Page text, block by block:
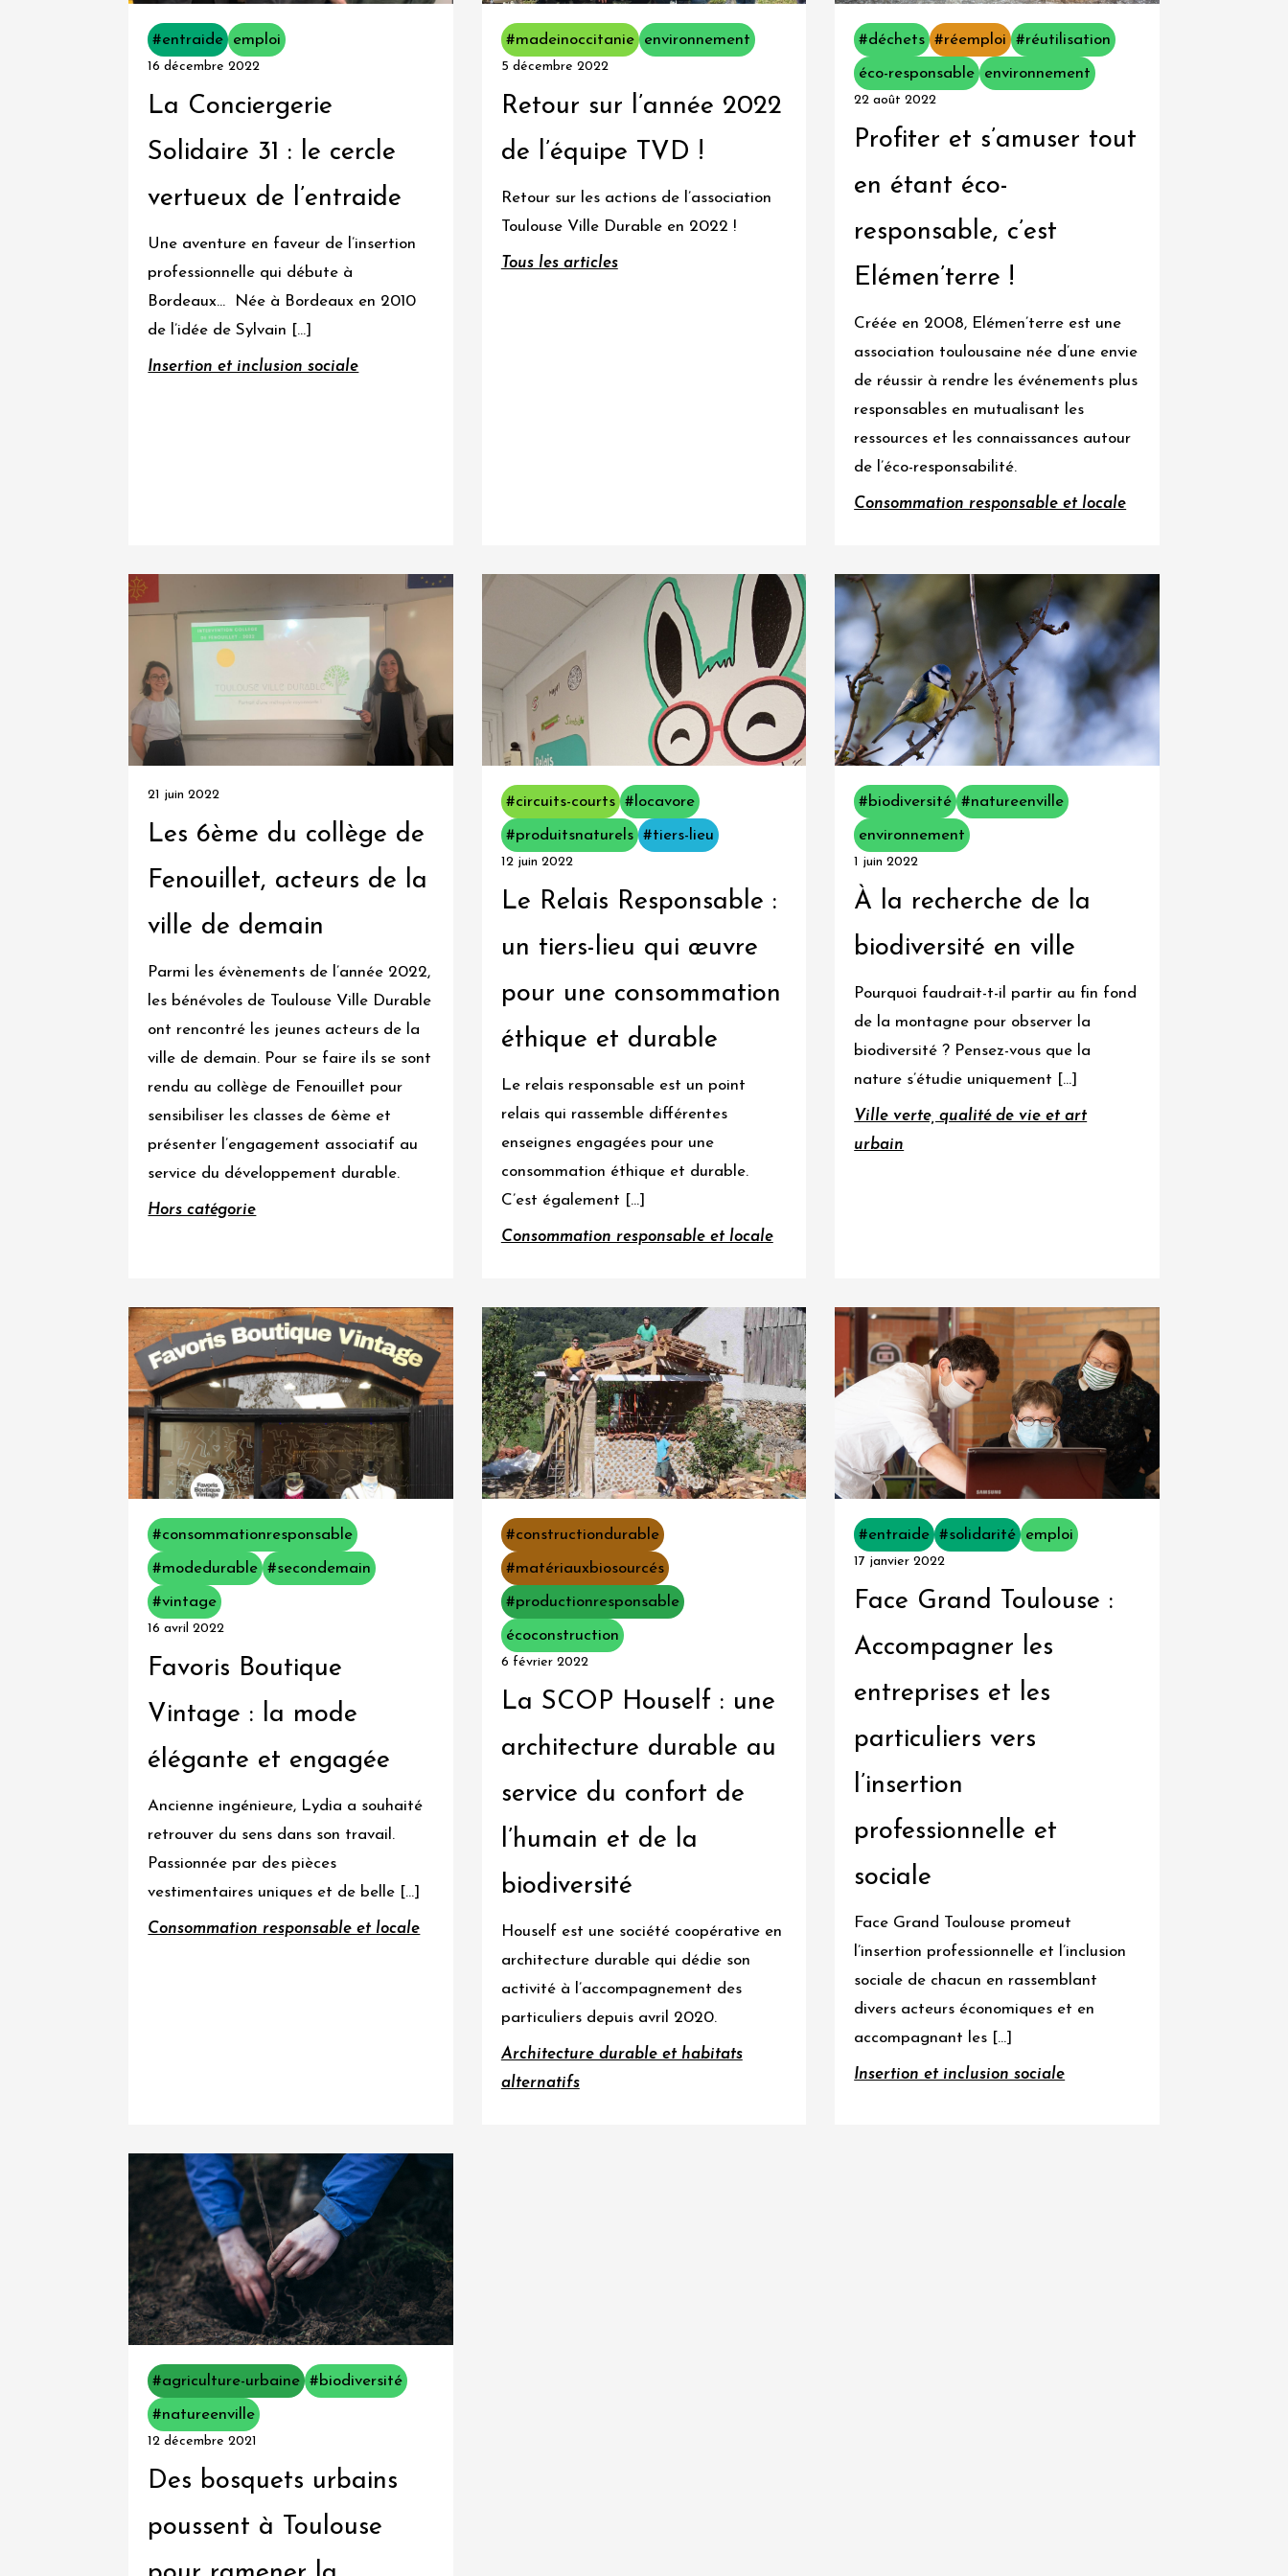
Consommation
responsable
renouvelables
Numérique
nouvelles
technologies
#entraide emploi
16 décembre 2022
La Conciergerie
Solidaire 31 : le cercle
vertueux de l’entraide
Une aventure en faveur de l’insertion
professionnelle qui débute à
Bordeaux… Née à Bordeaux en 2010
de l’idée de Sylvain […]
Insertion et inclusion sociale
#madeinoccitanie environnement
5 décembre 2022
Retour sur l’année 2022
de l’équipe TVD !
Retour sur les actions de l’association
Toulouse Ville Durable en 2022 !
Tous les articles
#déchets #réemploi #réutilisation
éco-responsable environnement
22 août 2022
Profiter et s’amuser tout
en étant éco-
responsable, c’est
Elémen’terre !
Créée en 2008, Elémen’terre est une
association toulousaine née d’une envie
de réussir à rendre les événements plus
responsables en mutualisant les
ressources et les connaissances autour
de l’éco-responsabilité.
Consommation responsable et locale
21 juin 2022
Les 6ème du collège de
Fenouillet, acteurs de la
ville de demain
Parmi les évènements de l’année 2022,
les bénévoles de Toulouse Ville Durable
ont rencontré les jeunes acteurs de la
ville de demain. Pour se faire ils se sont
rendu au collège de Fenouillet pour
sensibiliser les classes de 6ème et
présenter l’engagement associatif au
service du développement durable.
Hors catégorie
#circuits-courts #locavore
#produitsnaturels #tiers-lieu
12 juin 2022
Le Relais Responsable :
un tiers-lieu qui œuvre
pour une consommation
éthique et durable
Le relais responsable est un point
relais qui rassemble différentes
enseignes engagées pour une
consommation éthique et durable.
C’est également […]
Consommation responsable et locale
#biodiversité #natureenville
environnement
1 juin 2022
À la recherche de la
biodiversité en ville
Pourquoi faudrait-t-il partir au fin fond
de la montagne pour observer la
biodiversité ? Pensez-vous que la
nature s’étudie uniquement […]
Ville verte, qualité de vie et art
urbain
#consommationresponsable
#modedurable #secondemain
#vintage
16 avril 2022
Favoris Boutique
Vintage : la mode
élégante et engagée
Ancienne ingénieure, Lydia a souhaité
retrouver du sens dans son travail.
Passionnée par des pièces
vestimentaires uniques et de belle […]
Consommation responsable et locale
#constructiondurable
#matériauxbiosourcés
#productionresponsable
écoconstruction
6 février 2022
La SCOP Houself : une
architecture durable au
service du confort de
l’humain et de la
biodiversité
Houself est une société coopérative en
architecture durable qui dédie son
activité à l’accompagnement des
particuliers depuis avril 2020.
Architecture durable et habitats
alternatifs
#entraide #solidarité emploi
17 janvier 2022
Face Grand Toulouse :
Accompagner les
entreprises et les
particuliers vers
l’insertion
professionnelle et
sociale
Face Grand Toulouse promeut
l’insertion professionnelle et l’inclusion
sociale de chacun en rassemblant
divers acteurs économiques et en
accompagnant les […]
Insertion et inclusion sociale
#agriculture-urbaine #biodiversité
#natureenville
12 décembre 2021
Des bosquets urbains
poussent à Toulouse